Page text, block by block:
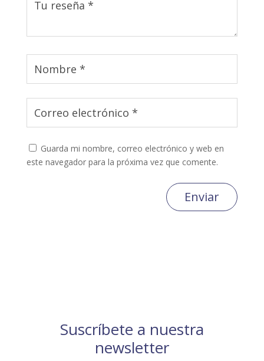
Guarda mi nombre, correo electrónico y web en
este navegador para la próxima vez que comente.
Enviar
Suscríbete a nuestra
newsletter